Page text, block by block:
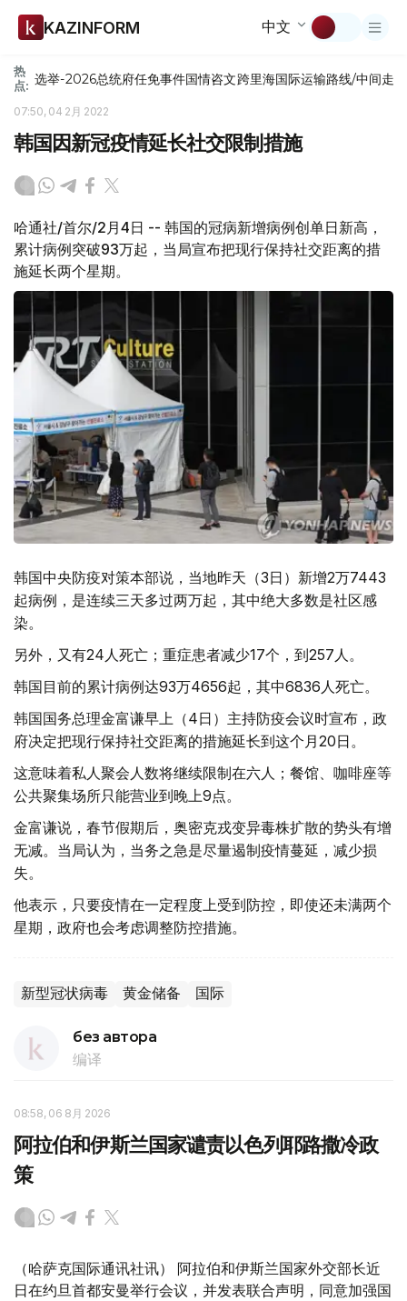
KAZINFORM 中文
热
点: 选举-2026总统府任免事件国情咨文跨里海国际运输路线/中间走廊
07:50, 04 2月 2022
韩国因新冠疫情延长社交限制措施
哈通社/首尔/2月4日 -- 韩国的冠病新增病例创单日新高，
累计病例突破93万起，当局宣布把现行保持社交距离的措
施延长两个星期。
韩国中央防疫对策本部说，当地昨天（3日）新增2万7443
起病例，是连续三天多过两万起，其中绝大多数是社区感
染。
另外，又有24人死亡；重症患者减少17个，到257人。
韩国目前的累计病例达93万4656起，其中6836人死亡。
韩国国务总理金富谦早上（4日）主持防疫会议时宣布，政
府决定把现行保持社交距离的措施延长到这个月20日。
这意味着私人聚会人数将继续限制在六人；餐馆、咖啡座等
公共聚集场所只能营业到晚上9点。
金富谦说，春节假期后，奥密克戎变异毒株扩散的势头有增
无减。当局认为，当务之急是尽量遏制疫情蔓延，减少损
失。
他表示，只要疫情在一定程度上受到防控，即使还未满两个
星期，政府也会考虑调整防控措施。
新型冠状病毒 黄金储备 国际
без автора
编译
08:58, 06 8月 2026
阿拉伯和伊斯兰国家谴责以色列耶路撒冷政
策
（哈萨克国际通讯社讯） 阿拉伯和伊斯兰国家外交部长近
日在约旦首都安曼举行会议，并发表联合声明，同意加强国